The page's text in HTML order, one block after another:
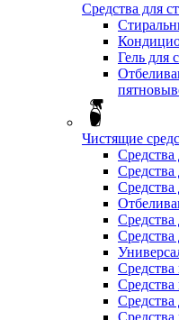
Средства для
Гель для
Чистящие
Средства
Средства
Средства
Средства
Средства
Средства